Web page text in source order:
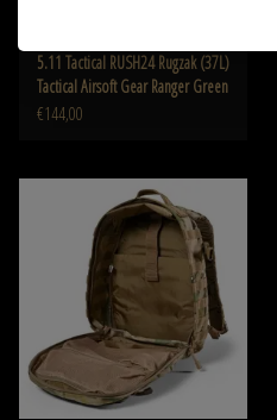
5.11 Tactical RUSH24 Rugzak (37L)
Tactical Airsoft Gear Ranger Green
€144,00